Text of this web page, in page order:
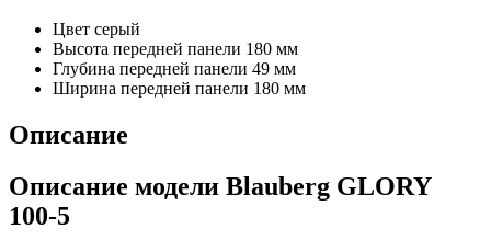
Цвет серый
Высота передней панели 180 мм
Глубина передней панели 49 мм
Ширина передней панели 180 мм
Описание
Описание модели Blauberg GLORY
100-5